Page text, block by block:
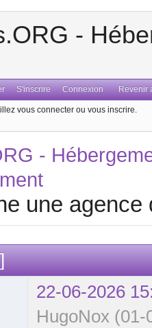
-
S'inscrire Connexion Revenir
vous connecter ou vous inscrire.
-
une
22-06-2026
HugoNox (01-